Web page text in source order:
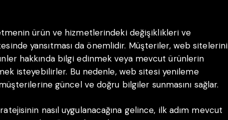
ürün ve hizmetlerindeki değişiklikleri ve
yansıtması da önemlidir. Müşteriler, web sitelerini
hakkında bilgi edinmek veya mevcut ürünlerin
isteyebilirler. Bu nedenle, web sitesi yenileme
güncel ve doğru bilgiler sunmasını sağlar.
nasıl uygulanacağına gelince, ilk adım mevcut